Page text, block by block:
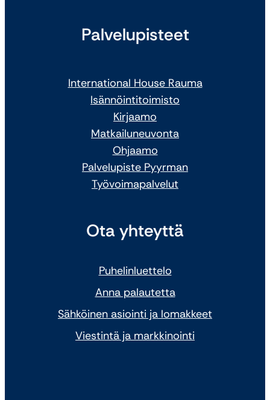
Palvelupisteet
International House Rauma
Isännöintitoimisto
Kirjaamo
Matkailuneuvonta
Ohjaamo
Palvelupiste Pyyrman
Työvoimapalvelut
Ota yhteyttä
Puhelinluettelo
Anna palautetta
Sähköinen asiointi ja lomakkeet
Viestintä ja markkinointi